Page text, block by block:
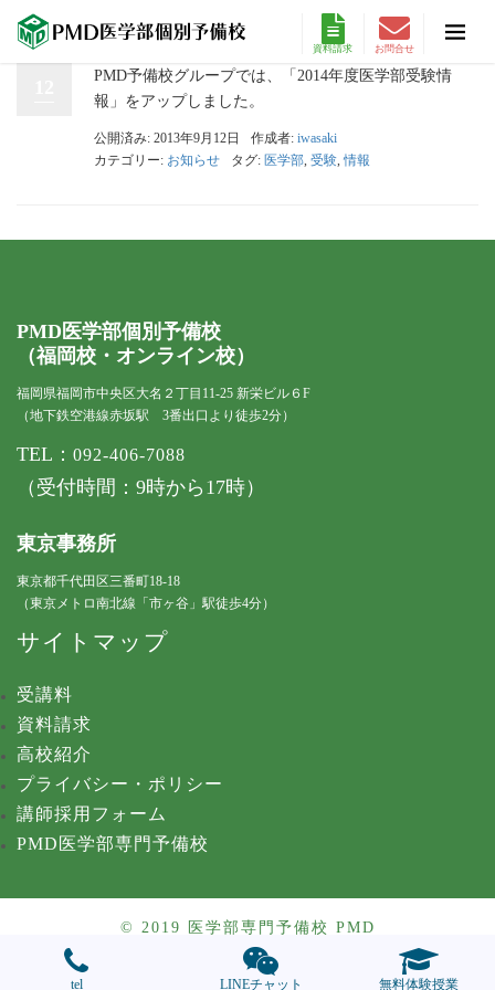
お問合せ
資料請求
PMD予備校グループでは、「2014年度医学部受験情
報」をアップしました。
公開済み: 2013年9月12日 作成者: iwasaki
カテゴリー: お知らせ タグ: 医学部 受験 ,情報
PMD医学部個別予備校
（福岡校・オンライン校）
福岡県福岡市中央区大名２丁目11-25 新栄ビル６F
（地下鉄空港線赤坂駅 3番出口より徒歩2分）
TEL： 092-406-7088
（受付時間：9時から17時）
東京事務所
東京都千代田区三番町18-18
（東京メトロ南北線「市ヶ谷」駅徒歩4分）
サイトマップ
受講料
資料請求
高校紹介
プライバシー・ポリシー
講師採用フォーム
PMD医学部専門予備校
© 2019 医学部専門予備校 PMD
tel LINEチャット 無料体験授業